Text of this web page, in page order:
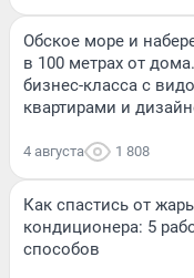
Обское море и
в 100 метрах от
бизнес-класса с
квартирами и
4 августа 1 808
Как спастись от
кондиционера: 5
способов